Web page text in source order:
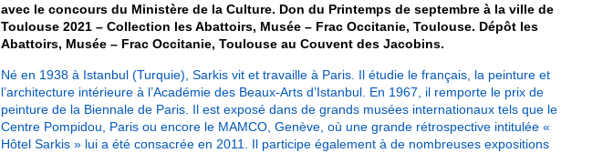
avec le concours du Ministère de la Culture. Don du Printemps de septembre à la ville de
Toulouse 2021 – Collection les Abattoirs, Musée – Frac Occitanie, Toulouse. Dépôt les
Abattoirs, Musée – Frac Occitanie, Toulouse au Couvent des Jacobins.
Né en 1938 à Istanbul (Turquie), Sarkis vit et travaille à Paris. Il étudie le français, la peinture et
l’architecture intérieure à l’Académie des Beaux-Arts d’Istanbul. En 1967, il remporte le prix de
peinture de la Biennale de Paris. Il est exposé dans de grands musées internationaux tels que le
Centre Pompidou, Paris ou encore le MAMCO, Genève, où une grande rétrospective intitulée «
Hôtel Sarkis » lui a été consacrée en 2011. Il participe également à de nombreuses expositions